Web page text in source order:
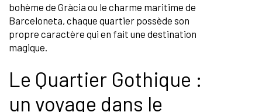
bohème de Gràcia ou le charme maritime de
Barceloneta, chaque quartier possède son
propre caractère qui en fait une destination
magique.
Le Quartier Gothique :
un voyage dans le